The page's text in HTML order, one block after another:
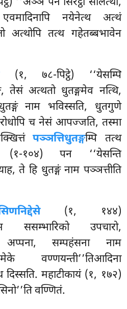
नयेनेत्थ अत्थं
अत्थोपि तत्थ गहेतब्बभावेन
(१, ७८-पिट्ठे) ‘‘येसम्पि
तेसं अत्थतो धुतङ्गमेव नत्थि,
नाम भविस्सति, धुतगुणे
च नेसं आपज्जति, तस्मा
पञ्ञत्तिधुतङ्गम्पि तत्थ
(१-१०४) पन ‘‘येसन्ति
ते हि धुतङ्गं नाम पञ्ञत्तीति
(१, १४४)
ससम्भारिको उपचारो,
अप्पना, सम्पहंसना नाम
वण्णयन्ती’’तिआदिना
दिस्सति. महाटीकायं (१, १७२)
वण्णितं.